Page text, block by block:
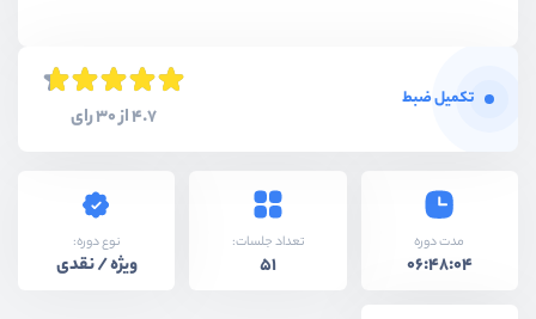
تکمیل ضبط
4.7 از 30 رای
مدت دوره
06:48:04
تعداد جلسات:
51
نوع دوره:
ویژه / نقدی